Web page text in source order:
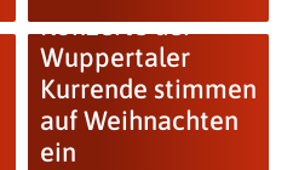
Konzerte der
Wuppertaler
Kurrende stimmen
auf Weihnachten
ein